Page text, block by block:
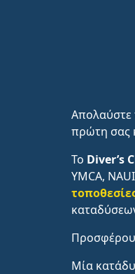
Απολαύστε
πρώτη σας
Το Diver’s
YMCA,
Μία